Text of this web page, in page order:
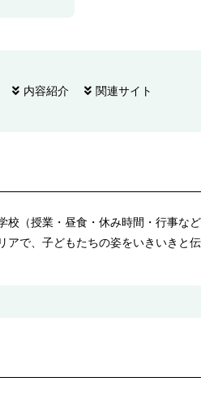
内容紹介 関連サイト
（授業・昼食・休み時間・行事な
アで、子どもたちの姿をいきいきと伝